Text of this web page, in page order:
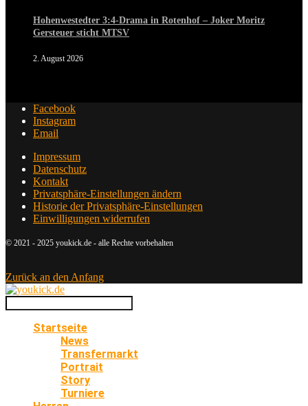
Hohenwestedter 3:4-Drama in Rotenhof – Joker Moritz
Gersteuer sticht MTSV
2. August 2026
Facebook
Instagram
Email
Impressum
Datenschutz
Kontakt
Privatsphäre-Einstellungen ändern
Historie der Privatsphäre-Einstellungen
Einwilligungen widerrufen
© 2021 - 2025 youkick.de - alle Rechte vorbehalten
Zurück an den Anfang
Startseite
News
Transfermarkt
Portrait
Story
Turniere